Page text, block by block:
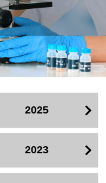
2025
2023